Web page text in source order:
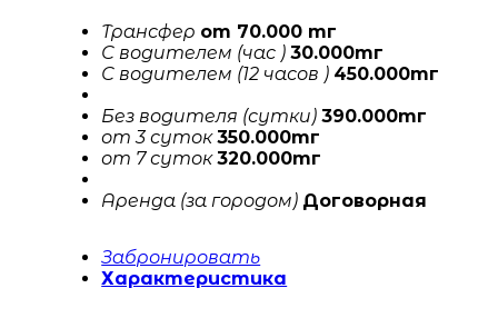
Трансфер от 70.000 тг
С водителем (час )30.000тг
С водителем (12 часов ) 450.000тг
Без водителя (сутки)390.000тг
от 3 суток350.000тг
от 7 суток320.000тг
Аренда (за городом) Договорная
Забронировать
Характеристика